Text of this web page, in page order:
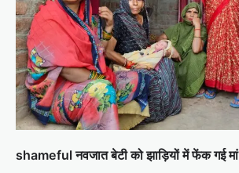
t
i
o
n
shameful नवजात बेटी को झाड़ियों में फेंक गई मां